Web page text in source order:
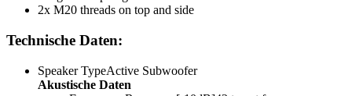
2x M20 threads on top and side
Technische Daten:
Speaker TypeActive Subwoofer
Akustische Daten